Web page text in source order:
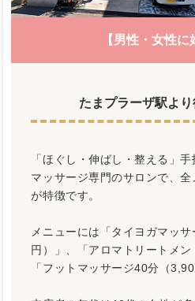
【男性・女性に
たまプラーザ駅よ
「ほぐし・伸ばし・整える」
マッサージ専門のサロンで、
が特徴です。
メニューには「タイヨガマッ
円）」、「アロマトリートメン
「フットマッサージ40分（